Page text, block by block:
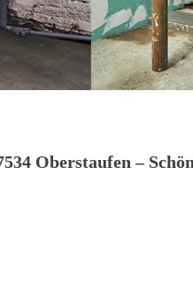
Oberstaufen –